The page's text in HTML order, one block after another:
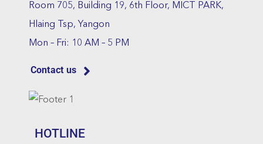
Room 705, Building 19, 6th Floor, MICT PARK,
Hlaing Tsp, Yangon
Mon – Fri: 10 AM – 5 PM
Contact us
HOTLINE